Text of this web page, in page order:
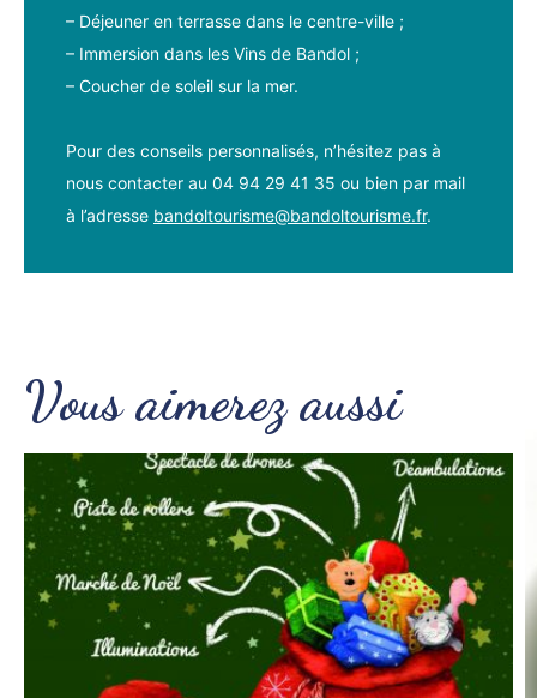
– Déjeuner en terrasse dans le centre-ville ;
– Immersion dans les Vins de Bandol ;
– Coucher de soleil sur la mer.
Pour des conseils personnalisés, n’hésitez pas à
nous contacter au 04 94 29 41 35 ou bien par mail
à l’adresse bandoltourisme@bandoltourisme.fr.
Vous aimerez aussi